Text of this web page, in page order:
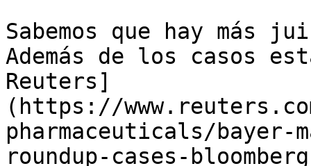
Sabemos que hay
Además de los casos
Reuters]
(https://
pharmaceuticals/bayer-
roundup-cases-